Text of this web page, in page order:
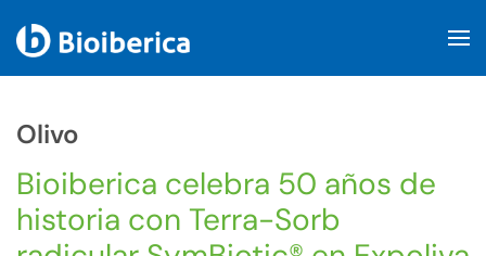
Olivo
Bioiberica celebra 50 años de
historia con Terra-Sorb